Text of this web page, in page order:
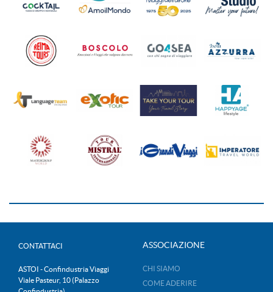
CONTATTACI
ASTOI - Confindustria Viaggi
Viale Pasteur, 10 (Palazzo
ASSOCIAZIONE
CHI SIAMO
COME ADERIRE